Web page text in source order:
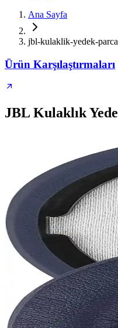
Ana Sayfa
jbl-kulaklik-yedek-
Ürün Karşılaştırmaları
JBL Kulaklık